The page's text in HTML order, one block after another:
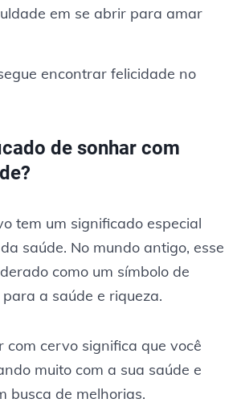
em se abrir para amar
encontrar felicidade no
de sonhar com
tem um significado especial
saúde. No mundo antigo, esse
como um símbolo de
a saúde e riqueza.
com cervo significa que você
muito com a sua saúde e
busca de melhorias.